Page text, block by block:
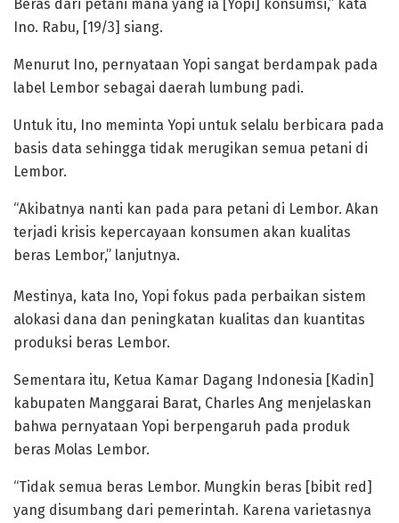
Beras dari petani mana yang ia [Yopi] konsumsi,” kata
Ino. Rabu, [19/3] siang.
Menurut Ino, pernyataan Yopi sangat berdampak pada
label Lembor sebagai daerah lumbung padi.
Untuk itu, Ino meminta Yopi untuk selalu berbicara pada
basis data sehingga tidak merugikan semua petani di
Lembor.
“Akibatnya nanti kan pada para petani di Lembor. Akan
terjadi krisis kepercayaan konsumen akan kualitas
beras Lembor,” lanjutnya.
Mestinya, kata Ino, Yopi fokus pada perbaikan sistem
alokasi dana dan peningkatan kualitas dan kuantitas
produksi beras Lembor.
Sementara itu, Ketua Kamar Dagang Indonesia [Kadin]
kabupaten Manggarai Barat, Charles Ang menjelaskan
bahwa pernyataan Yopi berpengaruh pada produk
beras Molas Lembor.
“Tidak semua beras Lembor. Mungkin beras [bibit red]
yang disumbang dari pemerintah. Karena varietasnya